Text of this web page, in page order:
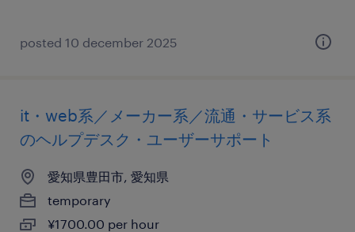
posted 10 december 2025
it・web系／メーカー系／流通・サービス系
のヘルプデスク・ユーザーサポート
愛知県豊田市, 愛知県
temporary
¥1700.00 per hour